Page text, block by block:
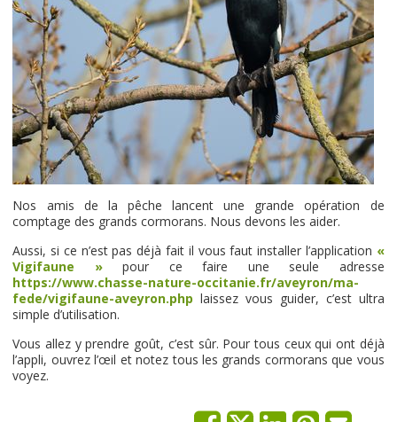
Nos amis de la pêche lancent une grande opération de
comptage des grands cormorans. Nous devons les aider.
Aussi, si ce n’est pas déjà fait il vous faut installer l’application «
Vigifaune »
pour ce faire une seule adresse
https://www.chasse-nature-occitanie.fr/aveyron/ma-
fede/vigifaune-aveyron.php laissez vous guider, c’est ultra
simple d’utilisation.
Vous allez y prendre goût, c’est sûr. Pour tous ceux qui ont déjà
l’appli, ouvrez l’œil et notez tous les grands cormorans que vous
voyez.